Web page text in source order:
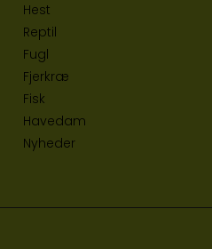
Hest
Reptil
Fugl
Fjerkræ
Fisk
Havedam
Nyheder